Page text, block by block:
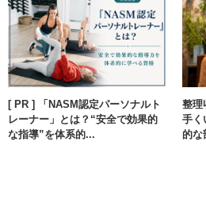
[ PR ] 「NASM認定パーソナルト
レーナー」とは？“安全で効果的
な指導”を体系的...
整理
手く
的な